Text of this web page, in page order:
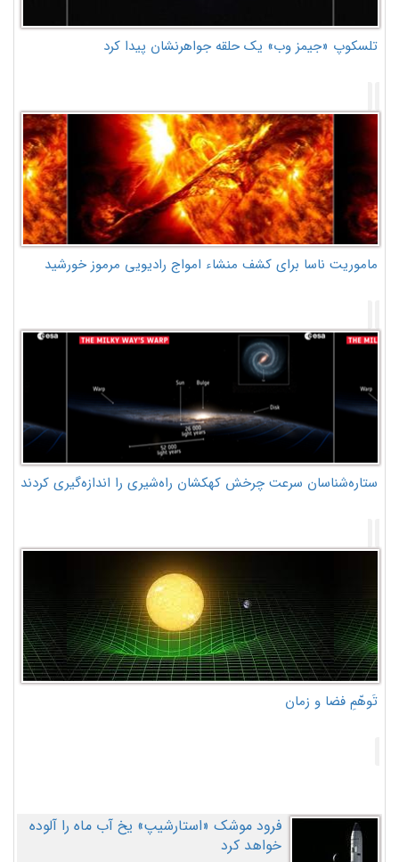
تلسکوپ «جیمز وب» یک حلقه جواهرنشان پیدا کرد
ماموریت ناسا برای کشف منشاء امواج رادیویی مرموز خورشید
ستاره‌شناسان سرعت چرخش کهکشان راه‌شیری را اندازه‌گیری کردند
تَوهّمِ فضا و زمان
فرود موشک «استارشیپ» یخ آب ماه را آلوده
خواهد کرد